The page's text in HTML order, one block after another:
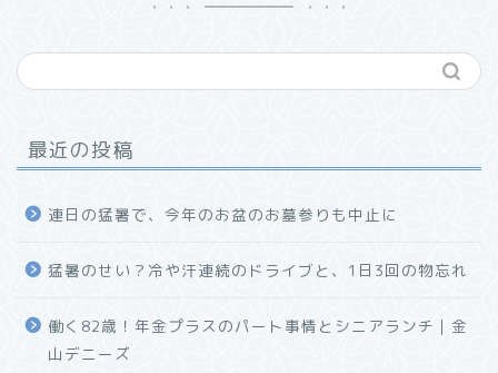
最近の投稿
連日の猛暑で、今年のお盆のお墓参りも中止に
猛暑のせい？冷や汗連続のドライブと、1日3回の物忘れ
働く82歳！年金プラスのパート事情とシニアランチ｜金
山デニーズ